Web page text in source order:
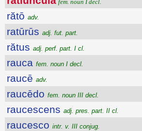
fem. noun I decl.
rătō adv.
ratūrūs adj. fut. part.
rătus adj. perf. part. I cl.
rauca fem. noun I decl.
raucē adv.
raucēdo fem. noun III decl.
raucescens adj. pres. part. II cl.
raucesco intr. v. III conjug.